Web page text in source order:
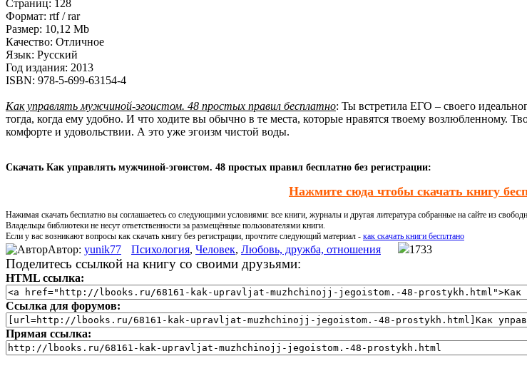
Страниц: 128
Формат: rtf / rar
Размер: 10,12 Mb
Качество: Отличное
Язык: Русский
Год издания: 2013
ISBN: 978-5-699-63154-4
Как управлять мужчиной-эгоистом. 48 простых правил бесплатно: Ты встретила ЕГО – своего
тогда, когда ему удобно. И что ходите вы обычно в те места, которые нравятся твоему возлюбленному.
комфорте и удовольствии. А это уже эгоизм чистой воды.
Скачать Как управлять мужчиной-эгоистом. 48 простых правил бесплатно без регистрации:
Нажмите сюда чтобы скачать книгу
Нажимая скачать бесплатно вы соглашаетесь со следующими условиями: все книги, журналы и другая литература собранные на сайте из
Владельцы библиотеки не несут ответственности за размещённые пользователями книги.
Если у вас возникают вопросы как скачать книгу без регистрации, прочтите следующий материал - как скачать книги бесплтано
Автор: yunik77 Психология, Человек, Любовь, дружба, отношения 1733
Поделитесь ссылкой на книгу со своими друзьями:
HTML ссылка:
Ссылка для форумов:
Прямая ссылка: